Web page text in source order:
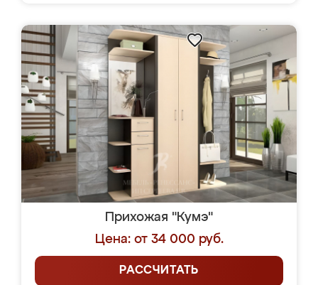
Прихожая "Кумэ"
Цена: от 34 000 руб.
РАССЧИТАТЬ